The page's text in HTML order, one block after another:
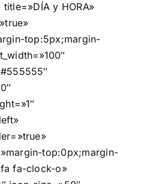
y HORA»
top:5px;margin-
top:0px;margin-
fa-clock-o»